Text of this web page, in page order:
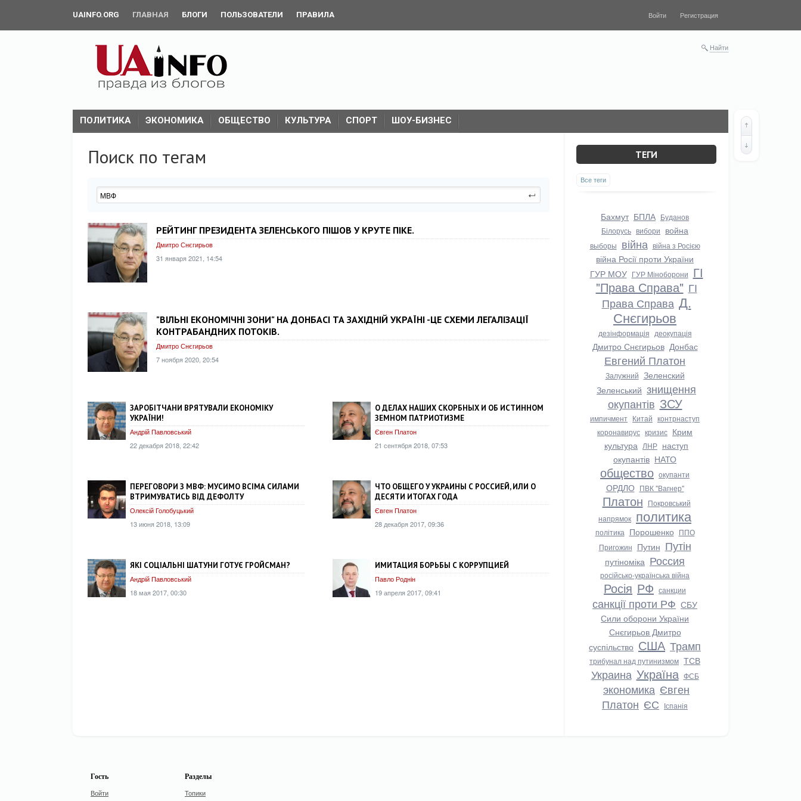
UAINFO.ORG ГЛАВНАЯ БЛОГИ ПОЛЬЗОВАТЕЛИ ПРАВИЛА Войти Регистрация
Найти
ПОЛИТИКА ЭКОНОМИКА ОБЩЕСТВО КУЛЬТУРА СПОРТ ШОУ-БИЗНЕС
Поиск по тегам
РЕЙТИНГ ПРЕЗИДЕНТА ЗЕЛЕНСЬКОГО ПІШОВ У КРУТЕ ПІКЕ.
Дмитро Снєгирьов
31 января 2021, 14:54
"ВІЛЬНІ ЕКОНОМІЧНІ ЗОНИ" НА ДОНБАСІ ТА ЗАХІДНІЙ УКРАЇНІ -ЦЕ СХЕМИ ЛЕГАЛІЗАЦІЇ
КОНТРАБАНДНИХ ПОТОКІВ.
Дмитро Снєгирьов
7 ноября 2020, 20:54
ЗАРОБІТЧАНИ ВРЯТУВАЛИ ЕКОНОМІКУ
УКРАЇНИ!
Андрій Павловський
22 декабря 2018, 22:42
О ДЕЛАХ НАШИХ СКОРБНЫХ И ОБ ИСТИННОМ
ЗЕМНОМ ПАТРИОТИЗМЕ
Євген Платон
21 сентября 2018, 07:53
ПЕРЕГОВОРИ З МВФ: МУСИМО ВСІМА СИЛАМИ
ВТРИМУВАТИСЬ ВІД ДЕФОЛТУ
Олексій Голобуцький
13 июня 2018, 13:09
ЧТО ОБЩЕГО У УКРАИНЫ С РОССИЕЙ, ИЛИ О
ДЕСЯТИ ИТОГАХ ГОДА
Євген Платон
28 декабря 2017, 09:36
ЯКІ СОЦІАЛЬНІ ШАТУНИ ГОТУЄ ГРОЙСМАН?
Андрій Павловський
18 мая 2017, 00:30
ИМИТАЦИЯ БОРЬБЫ С КОРРУПЦИЕЙ
Павло Роднін
19 апреля 2017, 09:41
ТЕГИ
Все теги
Бахмут БПЛА Буданов
Білорусь вибори война
выборы війна війна з Росією
війна Росії проти України
ГУР МОУ ГУР Міноборони ГІ
"Права Справа" ГІ
Права Справа Д.
Снєгирьов
дезінформація деокупація
Дмитро Снєгирьов Донбас
Евгений Платон
Залужний Зеленский
Зеленський знищення
окупантів ЗСУ
импичмент Китай контрнаступ
коронавирус кризис Крим
культура ЛНР наступ
окупантів НАТО
общество окупанти
ОРДЛО ПВК "Вагнер"
Платон Покровський
напрямок политика
політика Порошенко ППО
Пригожин Путин Путін
путіноміка Россия
російсько-українська війна
Росія РФ санкции
санкції проти РФ СБУ
Сили оборони України
Снєгирьов Дмитро
суспільство США Трамп
трибунал над путинизмом ТСВ
Украина Україна ФСБ
экономика Євген
Платон ЄС Іспанія
Гость
Войти
Разделы
Топики